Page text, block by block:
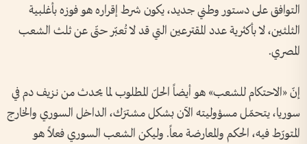
التوافق على دستور وطني جديد، يكون شرط إقراره هو فوزه بأغلبية
الثلثين، لا بأكثرية عدد المقترعين التي قد لا تُعبّر حتّى عن ثلث الشعب
المصري.
إنّ «الاحتكام للشعب» هو أيضاً الحلّ المطلوب لما يحدث من نزيف دم في
سوريا، يتحمّل مسؤوليته الآن بشكل مشترَك، الداخل السوري والخارج
المتورّط فيه، الحكم والمعارضة معاً. وليكن الشعب السوري فعلاً هو